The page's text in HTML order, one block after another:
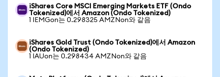
iShares Core MSCI Emerging Markets ETF (Ondo
Tokenized)에서 Amazon (Ondo Tokenized)
1 IEMGon는 0.298325 AMZNon와 같음
iShares Gold Trust (Ondo Tokenized)에서 Amazon
(Ondo Tokenized)
1 IAUon는 0.298434 AMZNon와 같음